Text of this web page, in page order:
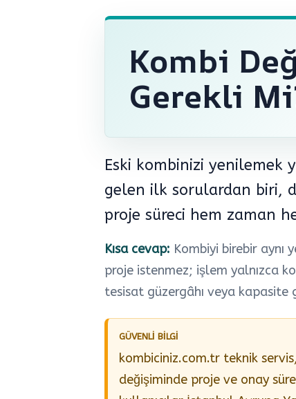
Kombi
Gerekli
Eski kombinizi yenilemek
gelen ilk sorulardan biri,
proje süreci hem zaman
Kısa cevap: Kombiyi birebir aynı
proje istenmez; işlem yalnızca
tesisat güzergâhı veya kapasite
kombiciniz.com.tr teknik
değişiminde proje ve onay